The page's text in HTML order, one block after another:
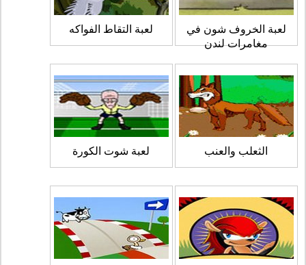
لعبة الخروف شون في
مغامرات لندن
لعبة التقاط الفواكه
الثعلب والعنب لعبة شوت الكورة